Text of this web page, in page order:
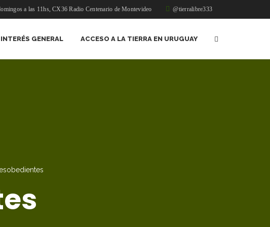
a las 11hs, CX36 Radio Centenario de Montevideo @tierralibre333
INTERÉS GENERAL ACCESO A LA TIERRA EN URUGUAY